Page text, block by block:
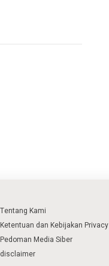
Tentang Kami
Ketentuan dan Kebijakan Privacy
Pedoman Media Siber
disclaimer